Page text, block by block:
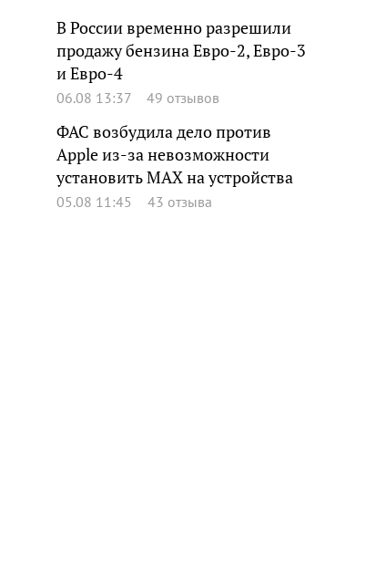
В России временно разрешили
продажу бензина Евро-2, Евро-3
и Евро-4
06.08 13:37 49 отзывов
ФАС возбудила дело против
Apple из-за невозможности
установить MAX на устройства
05.08 11:45 43 отзыва